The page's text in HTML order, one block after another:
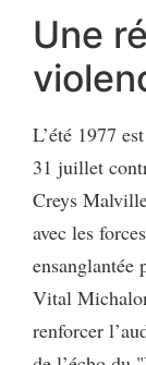
Une
L’été 1977
31 juillet
Creys
avec les
Vital
renforcer